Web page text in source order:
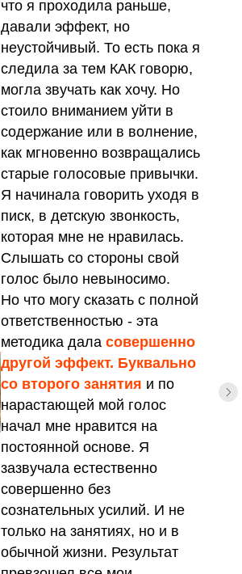
что я проходила раньше,
давали эффект, но
неустойчивый. То есть пока я
следила за тем КАК говорю,
могла звучать как хочу. Но
стоило вниманием уйти в
содержание или в волнение,
как мгновенно возвращались
старые голосовые привычки.
Я начинала говорить уходя в
писк, в детскую звонкость,
которая мне не нравилась.
Слышать со стороны свой
голос было невыносимо.
Но что могу сказать с полной
ответственностью - эта
методика дала совершенно
другой эффект. Буквально
со второго занятия и по
нарастающей мой голос
начал мне нравится на
постоянной основе. Я
зазвучала естественно
совершенно без
сознательных усилий. И не
только на занятиях, но и в
обычной жизни. Результат